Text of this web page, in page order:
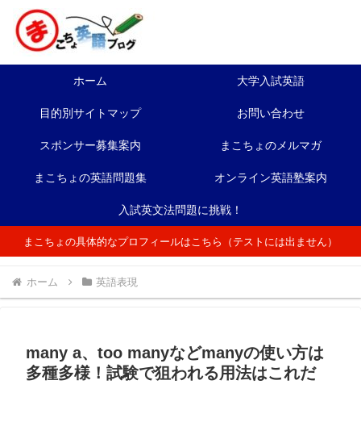
ホーム 大学入試英語
目的別サイトマップ お問い合わせ
スポンサー募集案内 まこちょのメルマガ
まこちょの英語問題集 オンライン英語塾案内
入試英文法問題に挑戦！
まこちょの具体的なプロフィールはこちら（テストには出ません）
ホーム 英語表現
many a、too manyなどmanyの使い方は
多種多様！試験で狙われる用法はこれだ